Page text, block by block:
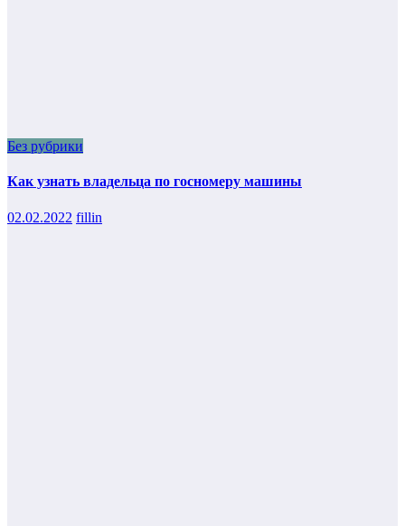
Без рубрики
Как узнать владельца по госномеру машины
02.02.2022 fillin